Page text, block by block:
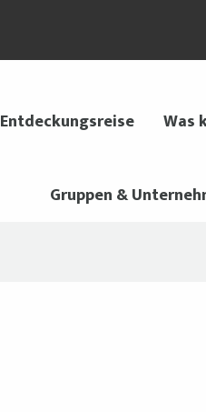
Entdeckungsreise Was
Gruppen &